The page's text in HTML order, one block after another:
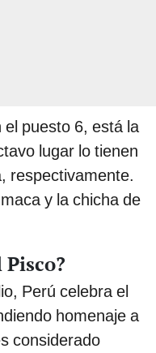
puesto 6, está la
lugar lo tienen
respectivamente.
y la chicha de
Pisco?
Perú celebra el
homenaje a
considerado